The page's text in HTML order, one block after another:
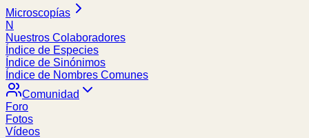
Microscopías
N
Nuestros Colaboradores
Índice de Especies
Índice de Sinónimos
Índice de Nombres Comunes
Comunidad
Foro
Fotos
Vídeos